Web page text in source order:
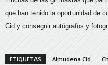
que han tenido la oportunidad de
Cid y conseguir autógrafos y
ETIQUETAS Almudena Cid